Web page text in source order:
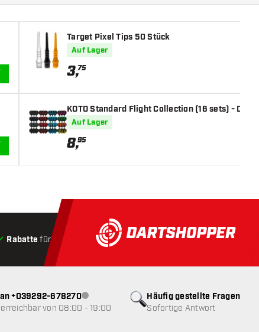
IN DEN WARENKORB
IN DEN WARENKORB
Target Pixel Tips 50 Stück
Auf Lager
3,75
KOTO Standard Flight Collection (16 sets) - Dart
Auf Lager
8,95
Rabatte für Kunden Produkte auf Lager, Versand
Häufig gestellte Fragen
Sofortige Antwort
+039292-678270Kundenservice nicht verfügbar
von 08:00 - 19:00